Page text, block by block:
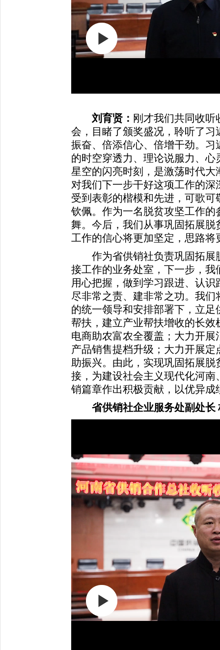
刘育贤： 刚才我们共同收
会，目睹了颁奖盛况，聆听了
振奋、倍添信心、倍增干劲。
的时空穿透力、理论说服力、
星空的闪亮时刻，是激荡时代
对我们下一步干好这项工作的
受到表彰的楷模和先进，可歌
钦佩。作为一名脱贫攻坚工作
舞。今后，我们从事巩固拓展
工作的信心将更加坚定，思路
作为省供销社负责巩固拓展
接工作的业务处室，下一步，
用心把握，做到学习跟进、认
尽非常之责、建非常之功。我
的统一领导和安排部署下，立
帮扶，建立产业帮扶增收的长
电商助农富农全覆盖；大力开展
产品销售提档升级；大力开展
助振兴。由此，实现巩固拓展
接，为建设社会主义现代化河
销篇章作出积极贡献，以优异成
省供销社企业服务处副处长